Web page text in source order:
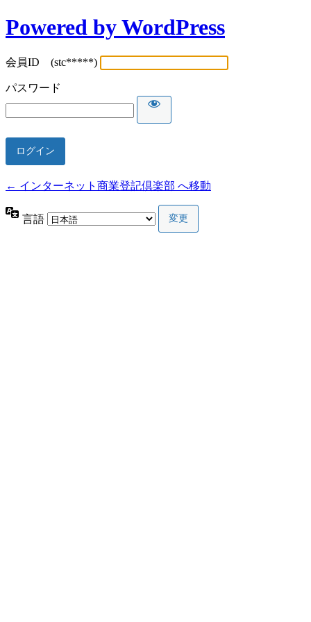
Powered by WordPress
会員ID (stc*****)
パスワード
← インターネット商業登記倶楽部 へ移動
言語